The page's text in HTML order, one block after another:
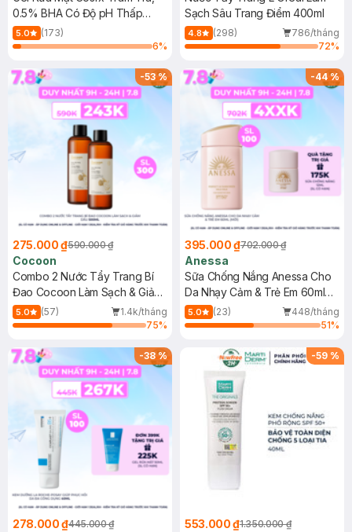
0.5% BHA Có Độ pH Thấp
150ml
5.0
(173)
6%
Sạch Sâu Trang Điểm 400ml
4.8 (298)
786/tháng
72%
-53%
275.000 ₫590.000 ₫
Cocoon
Combo 2 Nước Tẩy Trang Bí
Đao Cocoon Làm Sạch & Giảm
Dầu 500ml
5.0 (57)
1.4k/tháng
75%
-44%
395.000 ₫702.000 ₫
Anessa
Sữa Chống Nắng Anessa Cho
Da Nhạy Cảm & Trẻ Em 60ml
(Mới)
5.0 (23)
448/tháng
51%
-38%
278.000 ₫445.000 ₫
-59 %
553.000 ₫1.350.000 ₫